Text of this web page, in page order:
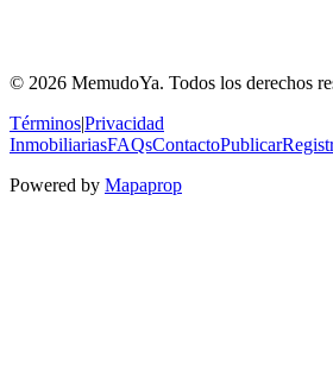
© 2026 MemudoYa. Todos los derechos
Términos|Privacidad
InmobiliariasFAQsContactoPublicar
Powered by Mapaprop